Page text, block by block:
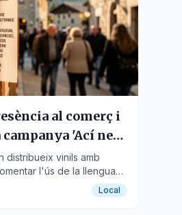
al comerç i
'Ací ne
distribueix vinils amb
l'ús de la llengua
Local